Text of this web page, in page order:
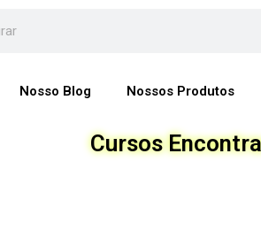
Nosso Blog Nossos Produtos
Cursos